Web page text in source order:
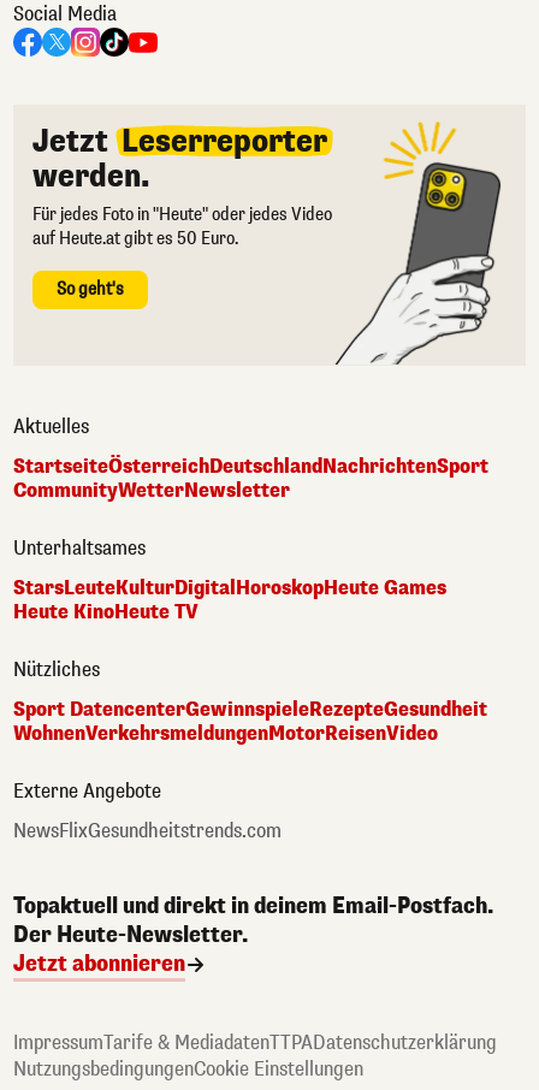
Social Media
Jetzt Leserreporter
werden.
Für jedes Foto in "Heute" oder jedes Video
auf Heute.at gibt es 50 Euro.
So geht's
Aktuelles
StartseiteÖsterreichDeutschlandNachrichtenSport
CommunityWetterNewsletter
Unterhaltsames
StarsLeuteKulturDigitalHoroskopHeute Games
Heute KinoHeute TV
Nützliches
Sport DatencenterGewinnspieleRezepteGesundheit
WohnenVerkehrsmeldungenMotorReisenVideo
Externe Angebote
NewsFlixGesundheitstrends.com
Topaktuell und direkt in deinem Email-Postfach.
Der Heute-Newsletter.
Jetzt abonnieren
ImpressumTarife & MediadatenTTPADatenschutzerklärung
NutzungsbedingungenCookie Einstellungen